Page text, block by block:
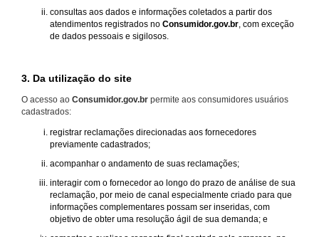
consultas aos dados e informações coletados a partir dos
atendimentos registrados no Consumidor.gov.br , com exceção
de dados pessoais e sigilosos.
3. Da utilização do site
O acesso ao Consumidor.gov.br permite aos consumidores usuários
cadastrados:
registrar reclamações direcionadas aos fornecedores
previamente cadastrados;
acompanhar o andamento de suas reclamações;
interagir com o fornecedor ao longo do prazo de análise de sua
reclamação, por meio de canal especialmente criado para que
informações complementares possam ser inseridas, com
objetivo de obter uma resolução ágil de sua demanda; e